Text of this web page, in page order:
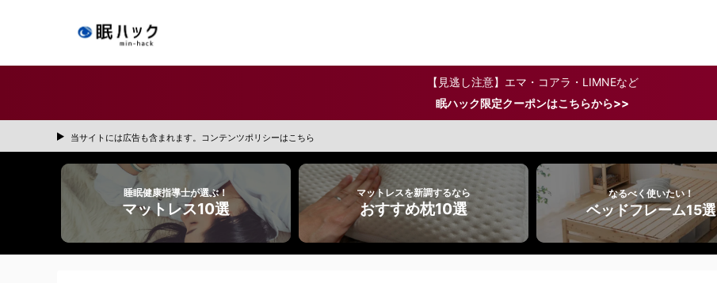
【見逃し注意】エマ・コアラ・LIMNEなど
眠ハック限定クーポンはこちらから>>
当サイトには広告も含まれます。コンテンツポリシーはこちら
睡眠健康指導士が選ぶ！
マットレス10選
マットレスを新調するなら
おすすめ枕10選
なるべく使いたい！
ベッドフレーム15選